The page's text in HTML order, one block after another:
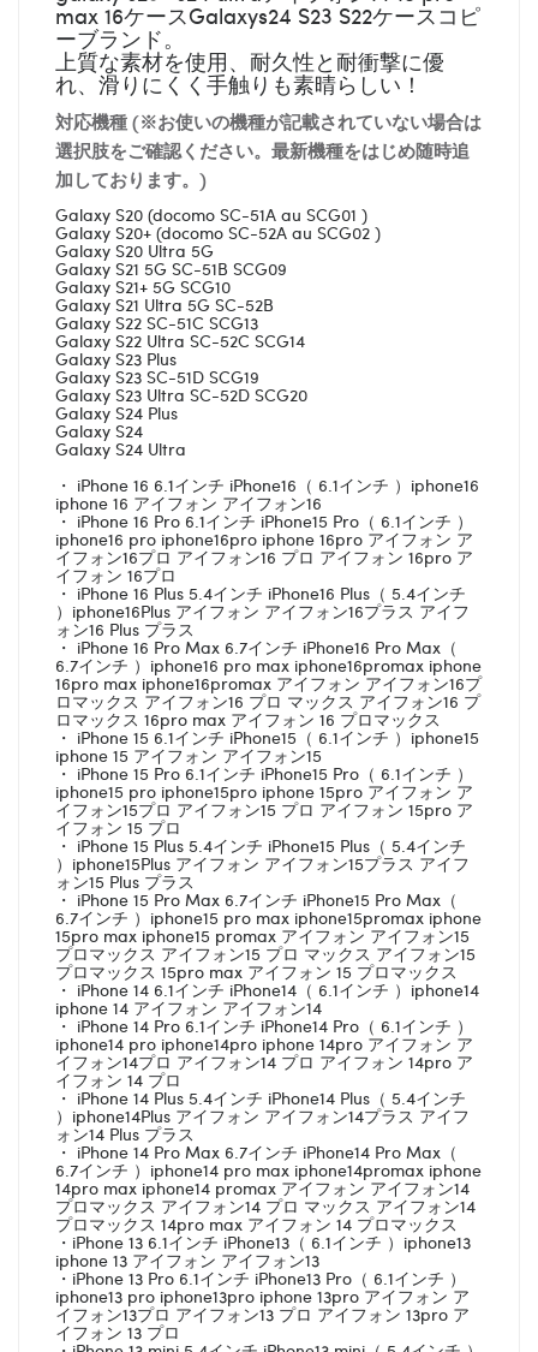
max 16ケースGalaxys24 S23 S22ケースコピ
ーブランド。
上質な素材を使用、耐久性と耐衝撃に優
れ、滑りにくく手触りも素晴らしい！
対応機種 (※お使いの機種が記載されていない場合は
選択肢をご確認ください。最新機種をはじめ随時追
加しております。)
Galaxy S20 (docomo SC-51A au SCG01 )
Galaxy S20+ (docomo SC-52A au SCG02 )
Galaxy S20 Ultra 5G
Galaxy S21 5G SC-51B SCG09
Galaxy S21+ 5G SCG10
Galaxy S21 Ultra 5G SC-52B
Galaxy S22 SC-51C SCG13
Galaxy S22 Ultra SC-52C SCG14
Galaxy S23 Plus
Galaxy S23 SC-51D SCG19
Galaxy S23 Ultra SC-52D SCG20
Galaxy S24 Plus
Galaxy S24
Galaxy S24 Ultra
・ iPhone 16 6.1インチ iPhone16（ 6.1インチ ）iphone16
iphone 16 アイフォン アイフォン16
・ iPhone 16 Pro 6.1インチ iPhone15 Pro（ 6.1インチ ）
iphone16 pro iphone16pro iphone 16pro アイフォン ア
イフォン16プロ アイフォン16 プロ アイフォン 16pro ア
イフォン 16プロ
・ iPhone 16 Plus 5.4インチ iPhone16 Plus（ 5.4インチ
）iphone16Plus アイフォン アイフォン16プラス アイフ
ォン16 Plus プラス
・ iPhone 16 Pro Max 6.7インチ iPhone16 Pro Max（
6.7インチ ）iphone16 pro max iphone16promax iphone
16pro max iphone16promax アイフォン アイフォン16プ
ロマックス アイフォン16 プロ マックス アイフォン16 プ
ロマックス 16pro max アイフォン 16 プロマックス
・ iPhone 15 6.1インチ iPhone15（ 6.1インチ ）iphone15
iphone 15 アイフォン アイフォン15
・ iPhone 15 Pro 6.1インチ iPhone15 Pro（ 6.1インチ ）
iphone15 pro iphone15pro iphone 15pro アイフォン ア
イフォン15プロ アイフォン15 プロ アイフォン 15pro ア
イフォン 15 プロ
・ iPhone 15 Plus 5.4インチ iPhone15 Plus（ 5.4インチ
）iphone15Plus アイフォン アイフォン15プラス アイフ
ォン15 Plus プラス
・ iPhone 15 Pro Max 6.7インチ iPhone15 Pro Max（
6.7インチ ）iphone15 pro max iphone15promax iphone
15pro max iphone15 promax アイフォン アイフォン15
プロマックス アイフォン15 プロ マックス アイフォン15
プロマックス 15pro max アイフォン 15 プロマックス
・ iPhone 14 6.1インチ iPhone14（ 6.1インチ ）iphone14
iphone 14 アイフォン アイフォン14
・ iPhone 14 Pro 6.1インチ iPhone14 Pro（ 6.1インチ ）
iphone14 pro iphone14pro iphone 14pro アイフォン ア
イフォン14プロ アイフォン14 プロ アイフォン 14pro ア
イフォン 14 プロ
・ iPhone 14 Plus 5.4インチ iPhone14 Plus（ 5.4インチ
）iphone14Plus アイフォン アイフォン14プラス アイフ
ォン14 Plus プラス
・ iPhone 14 Pro Max 6.7インチ iPhone14 Pro Max（
6.7インチ ）iphone14 pro max iphone14promax iphone
14pro max iphone14 promax アイフォン アイフォン14
プロマックス アイフォン14 プロ マックス アイフォン14
プロマックス 14pro max アイフォン 14 プロマックス
・iPhone 13 6.1インチ iPhone13（ 6.1インチ ）iphone13
iphone 13 アイフォン アイフォン13
・iPhone 13 Pro 6.1インチ iPhone13 Pro（ 6.1インチ ）
iphone13 pro iphone13pro iphone 13pro アイフォン ア
イフォン13プロ アイフォン13 プロ アイフォン 13pro ア
イフォン 13 プロ